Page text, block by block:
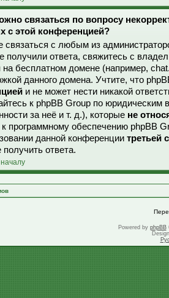
связаться по вопросу
с этой конференцией?
связаться с любым из
получили ответа, свяжитесь с
на бесплатном домене (например,
данного домена. Учтите, что
и не может нести никакой
к phpBB Group по юридическим
за неё и т. д.), которые не
к программному обеспечению phpBB
данной конференции третьей
ответа.
Powered by phpBB